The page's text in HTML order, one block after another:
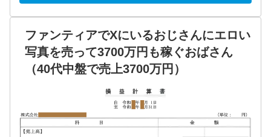
ファンティアでXにいるおじさんにエロい
写真を売って3700万円も稼ぐおばさん
（40代中盤で売上3700万円）